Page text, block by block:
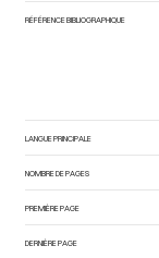
RÉFÉRENCE BIBLIOGRAPHIQUE
LANGUE PRINCIPALE
NOMBRE DE PAGES
PREMIÈRE PAGE
DERNIÈRE PAGE